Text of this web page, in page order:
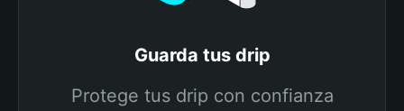
Guarda tus drip
Protege tus drip con confianza